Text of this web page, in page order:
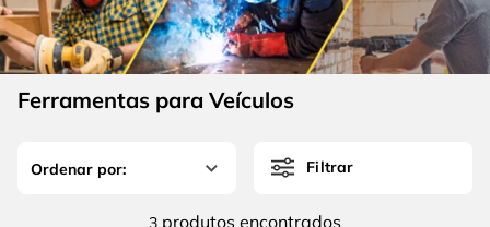
Ferramentas para Veículos
Filtrar
3 produtos
6º fio
7º serra copo
8º disco corte
luva
4 º escada
5º serra circular
º
disco corte